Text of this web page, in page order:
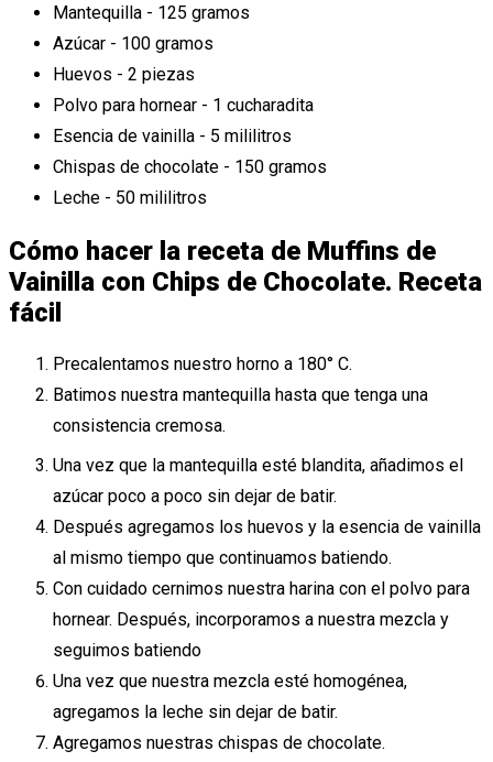
Mantequilla - 125 gramos
Azúcar - 100 gramos
Huevos - 2 piezas
Polvo para hornear - 1 cucharadita
Esencia de vainilla - 5 mililitros
Chispas de chocolate - 150 gramos
Leche - 50 mililitros
Cómo hacer la receta de Muffins de
Vainilla con Chips de Chocolate. Receta
fácil
Precalentamos nuestro horno a 180° C.
Batimos nuestra mantequilla hasta que tenga una
consistencia cremosa.
Una vez que la mantequilla esté blandita, añadimos el
azúcar poco a poco sin dejar de batir.
Después agregamos los huevos y la esencia de vainilla
al mismo tiempo que continuamos batiendo.
Con cuidado cernimos nuestra harina con el polvo para
hornear. Después, incorporamos a nuestra mezcla y
seguimos batiendo
Una vez que nuestra mezcla esté homogénea,
agregamos la leche sin dejar de batir.
Agregamos nuestras chispas de chocolate.